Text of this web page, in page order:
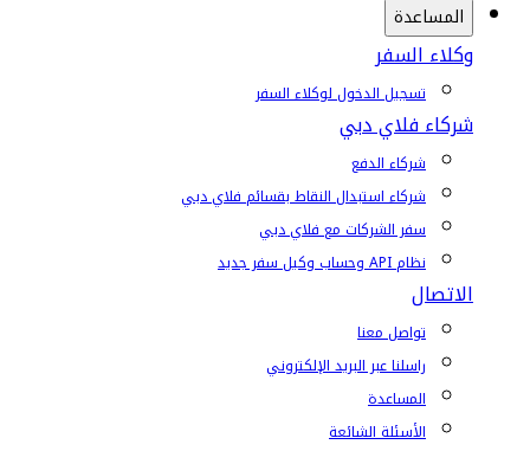
المساعدة
وكلاء السفر
تسجيل الدخول لوكلاء السفر
شركاء فلاي دبي
شركاء الدفع
شركاء استبدال النقاط بقسائم فلاي دبي
سفر الشركات مع فلاي دبي
نظام API وحساب وكيل سفر جديد
الاتصال
تواصل معنا
راسلنا عبر البريد الإلكتروني
المساعدة
الأسئلة الشائعة